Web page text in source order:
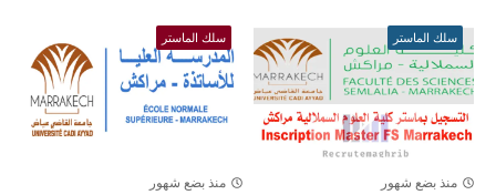
سلك الماستر
منذ بضع شهور
سلك الماستر
منذ بضع شهور